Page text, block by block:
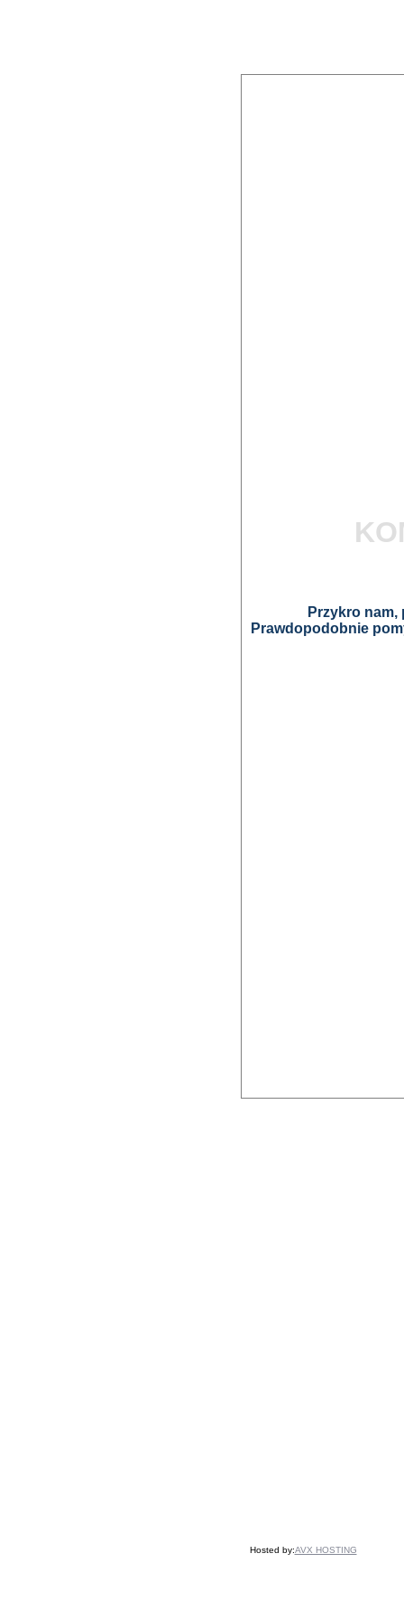
Przykro
Prawdopodobnie
Hosted by:AVX HOSTING